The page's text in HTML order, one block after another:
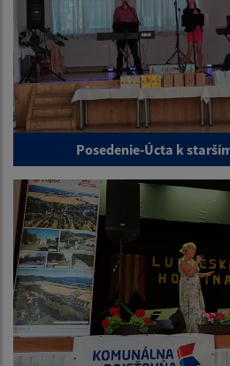
Posedenie-Úcta k